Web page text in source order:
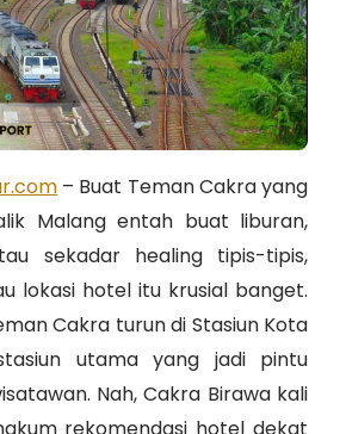
– Buat Teman Cakra yang
Malang entah buat liburan,
sekadar healing tipis-tipis,
lokasi hotel itu krusial banget.
Cakra turun di Stasiun Kota
utama yang jadi pintu
Nah, Cakra Birawa kali
rekomendasi hotel dekat